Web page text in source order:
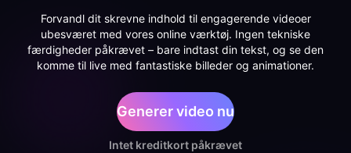
Forvandl dit skrevne indhold til engagerende videoer
ubesværet med vores online værktøj. Ingen tekniske
færdigheder påkrævet – bare indtast din tekst, og se den
komme til live med fantastiske billeder og animationer.
Generer video nu
Intet kreditkort påkrævet